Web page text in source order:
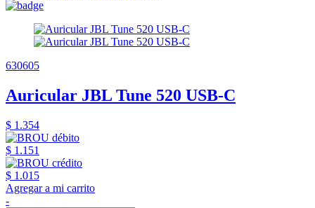
630605
Auricular JBL Tune 520 USB-C
$ 1.354
$ 1.151
$ 1.015
Agregar a mi carrito
-